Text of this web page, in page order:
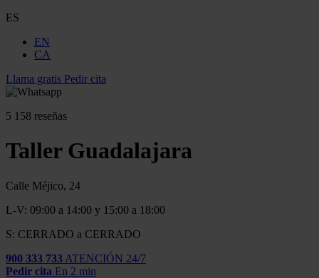
ES
EN
CA
Llama gratis Pedir cita
5 158 reseñas
Taller Guadalajara
Calle Méjico, 24
L-V: 09:00 a 14:00 y 15:00 a 18:00
S: CERRADO a CERRADO
900 333 733 ATENCIÓN 24/7
Pedir cita En 2 min